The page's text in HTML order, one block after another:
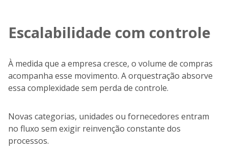
Escalabilidade com controle
À medida que a empresa cresce, o volume de compras
acompanha esse movimento. A orquestração absorve
essa complexidade sem perda de controle.
Novas categorias, unidades ou fornecedores entram
no fluxo sem exigir reinvenção constante dos
processos.